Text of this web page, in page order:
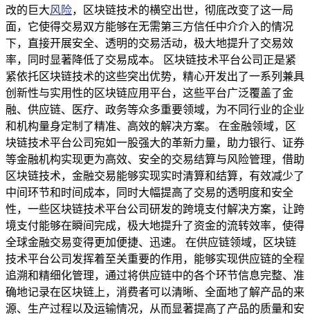
改的巨大风险，区块链技术的横空出世，彻底改变了这一局
面，它使得交易双方能够在无需第三方信任中介介入的情况
下，直接开展安全、透明的交易活动，极大地提升了交易效
率，同时显著降低了交易成本。 区块链技术平台公司正是紧
紧依托区块链技术的这些突出优势，精心开发出了一系列兼具
创新性与实用性的区块链应用平台，这些平台广泛覆盖了金
融、供应链、医疗、政务等众多重要领域，为不同行业的企业
和机构量身定制了精准、高效的解决方案。 在金融领域，区
块链技术平台公司宛如一股强大的革新力量，助力银行、证券
等金融机构实现更为高效、安全的交易结算与风险管理，借助
区块链技术，金融交易能够实现实时清算和结算，有效减少了
中间环节和时间成本，同时大幅提高了交易的透明度和安全
性，一些区块链技术平台公司研发的跨境支付解决方案，让跨
境支付能够在瞬间完成，极大地提升了资金的流转效率，使得
全球金融交易变得更加便捷、迅速。 在供应链领域，区块链
技术平台公司发挥着至关重要的作用，能够实现供应链的全程
追溯和精细化管理，通过将供应链中的各个环节信息完整、准
确地记录在区块链上，消费者可以清晰、全面地了解产品的来
源、生产过程以及运输情况，从而显著提高了产品的质量和安